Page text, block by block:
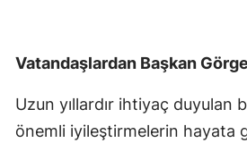
Vatandaşlardan Başkan
Uzun yıllardır ihtiyaç duyulan
önemli iyileştirmelerin hayata